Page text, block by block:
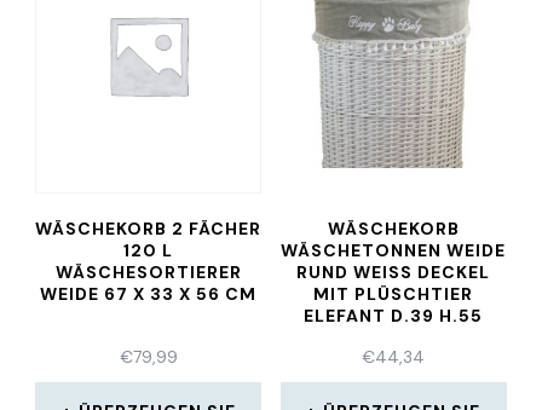
WÄSCHEKORB 2 FÄCHER
120 L
WÄSCHESORTIERER
WEIDE 67 X 33 X 56 CM
€79,99
WÄSCHEKORB
WÄSCHETONNEN WEIDE
RUND WEISS DECKEL M
IT PLÜSCHTIER E
LEFANT D.39 H.55
€44,34